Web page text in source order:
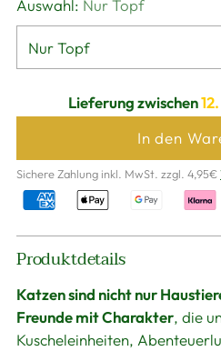
Auswahl: Nur Topf
Lieferung zwischen
In den
Sichere Zahlung inkl. MwSt. zzgl. 4,95€
Produkt
in
Warenkorb
legen
Produktdetails
Katzen sind nicht nur
Freunde mit Charakter, die
Kuscheleinheiten,